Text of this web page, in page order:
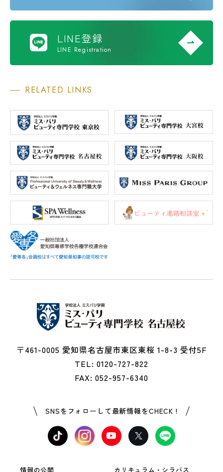
LINE登録
LINE Registration
RELATED LINKS
〒461-0005 愛知県名古屋市東区東桜 1-8-3 受付5F
TEL: 0120-727-822
FAX: 052-957-6340
SNSをフォローして最新情報をCHECK !
情報の公開 カリキュラム・シラバス